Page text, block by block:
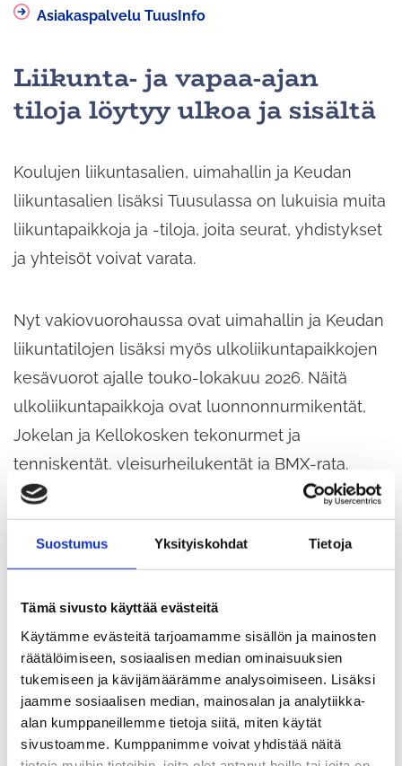
Suostumus Yksityiskohdat Tietoja
Tämä sivusto käyttää evästeitä
Käytämme evästeitä tarjoamamme sisällön ja mainosten
räätälöimiseen, sosiaalisen median ominaisuuksien
tukemiseen ja kävijämäärämme analysoimiseen. Lisäksi
jaamme sosiaalisen median, mainosalan ja analytiikka-
alan kumppaneillemme tietoja siitä, miten käytät
sivustoamme. Kumppanimme voivat yhdistää näitä
toiseenAsiakaspalvelu TuusInfo
Liikunta- ja vapaa-ajan
tiloja löytyy ulkoa ja sisältä
Koulujen liikuntasalien, uimahallin ja Keudan
liikuntasalien lisäksi Tuusulassa on lukuisia muita
liikuntapaikkoja ja -tiloja, joita seurat, yhdistykset
ja yhteisöt voivat varata.
Nyt vakiovuorohaussa ovat uimahallin ja Keudan
liikuntatilojen lisäksi myös ulkoliikuntapaikkojen
kesävuorot ajalle touko-lokakuu 2026. Näitä
ulkoliikuntapaikkoja ovat luonnonnurmikentät,
Jokelan ja Kellokosken tekonurmet ja
tenniskentät, yleisurheilukentät ja BMX-rata.
Haku ei koske Tuusulan urheiluosakeyhtiöiden
hallinnoimia liikuntatiloja ja -paikkoja.
Venepaikoille on oma hakunsa kunnan
30.4.2026.
Julkiset tilat toimivat
yhteisöjen ja palveluiden
kohtaamispaikkana